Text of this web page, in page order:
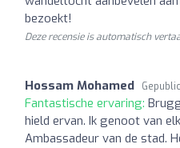
bezoekt!
Deze recensie is automatisch
Hossam Mohamed
Fantastische ervaring:
hield ervan. Ik genoot van
Ambassadeur van de stad.